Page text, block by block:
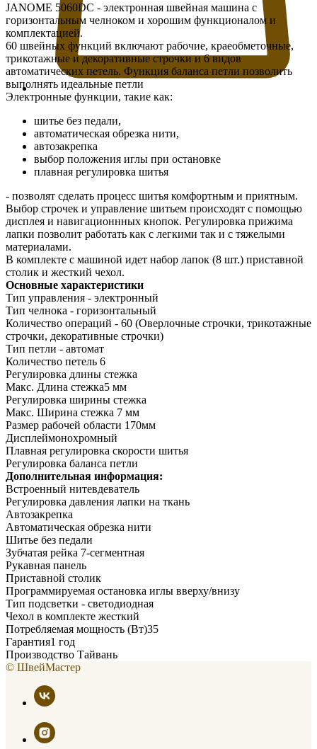
JANOME 5060DC - электронная швейная машина с
горизонтальным челноком и хорошим функционалом и
комплектацией.
60 швейных функций включают рабочие, краеобметочные,
трикотажные и декоративные строчки и 6 видов
автоматических петель. Функция баланса петли позволить
выполнять идеальные петли
Электронные функции, такие как:
шитье без педали,
автоматическая обрезка нити,
автозакрепка
выбор положения иглы при остановке
плавная регулировка шитья
- позволят сделать процесс шитья комфортным и приятным.
Выбор строчек и управление шитьем происходят с помощью
дисплея и навигационнных кнопок. Регулировка прижима
лапки позволит работать как с легкими так и с тяжелыми
материалами.
В комплекте с машиной идет набор лапок (8 шт.) приставной
столик и жесткий чехол.
Основные характеристики
Тип управления - электронный
Тип челнока - горизонтальный
Количество операций - 60 (Оверлочные строчки, трикотажные
строчки, декоративные строчки)
Тип петли - автомат
Количество петель 6
Регулировка длины стежка
Макс. Длина стежка5 мм
Регулировка ширины стежка
Макс. Ширина стежка 7 мм
Размер рабочей области 170мм
Дисплеймонохромный
Плавная регулировка скорости шитья
Регулировка баланса петли
Дополнительная информация:
Встроенный нитевдеватель
Регулировка давления лапки на ткань
Автозакрепка
Автоматическая обрезка нити
Шитье без педали
Зубчатая рейка 7-сегментная
Рукавная панель
Приставной столик
Программируемая остановка иглы вверху/внизу
Тип подсветки - светодиодная
Чехол в комплекте жесткий
Потребляемая мощность (Вт)35
Гарантия1 год
Производство Тайвань
© ШвейМастер